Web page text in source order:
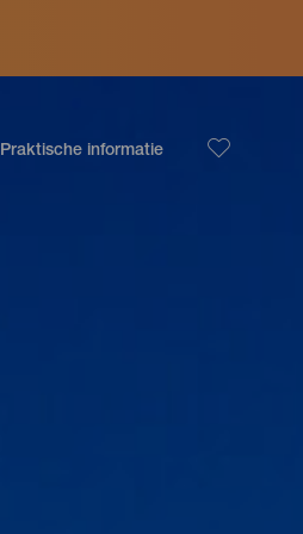
Praktische informatie